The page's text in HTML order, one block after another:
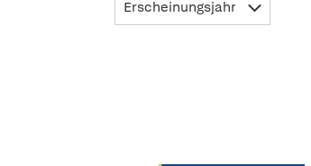
Erscheinungsjahr